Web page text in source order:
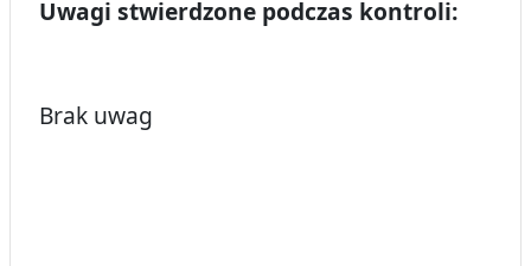
Uwagi stwierdzone podczas kontroli:
Brak uwag